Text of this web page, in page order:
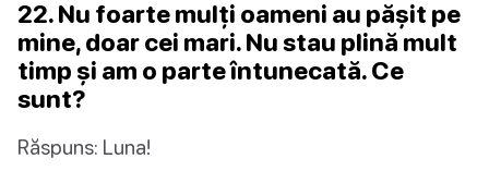
22. Nu foarte mulți oameni au pășit pe
mine, doar cei mari. Nu stau plină mult
timp și am o parte întunecată. Ce
sunt?
Răspuns: Luna!